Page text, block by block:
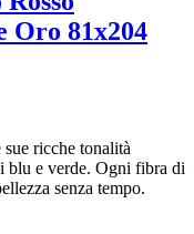
Oro 81x204
ricche tonalità
blu e verde. Ogni fibra di
senza tempo.